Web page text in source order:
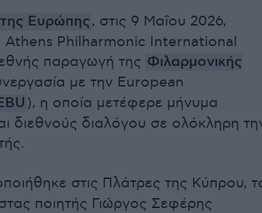
Ευρώπης, στις 9 Μαΐου 2026,
Athens Philharmonic International
παραγωγή της Φιλαρμονικής
με την European
), η οποία μετέφερε μήνυμα
διεθνούς διαλόγου σε ολόκληρη
στις Πλάτρες της Κύπρου,
ποιητής Γιώργος Σεφέρης